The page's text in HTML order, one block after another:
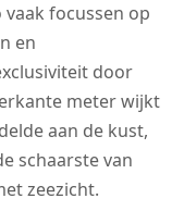
focussen op
en
door
meter wijkt
aan de kust,
schaarste van
zeezicht.